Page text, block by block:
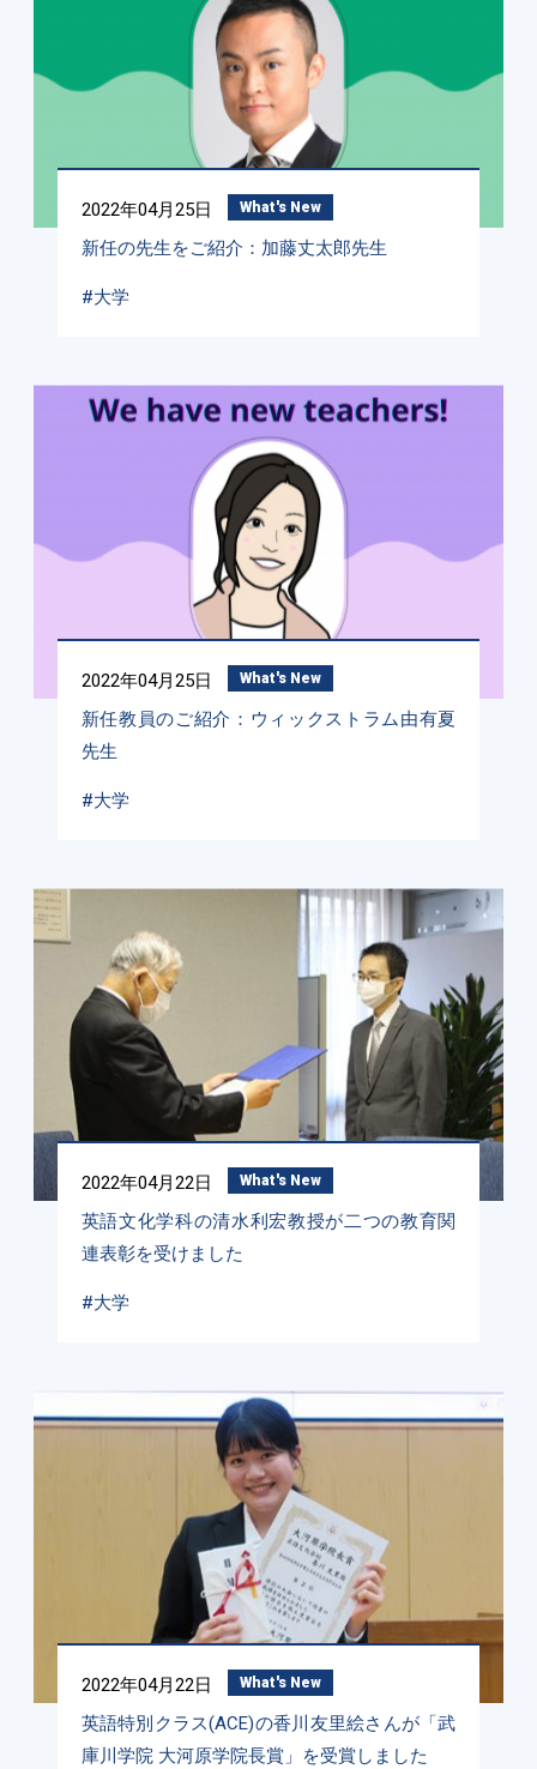
2022年04月25日 What's New
新任の先生をご紹介：加藤丈太郎先生
#大学
2022年04月25日 What's New
新任教員のご紹介：ウィックストラム由有夏
先生
#大学
2022年04月22日 What's New
英語文化学科の清水利宏教授が二つの教育関
連表彰を受けました
#大学
2022年04月22日 What's New
英語特別クラス(ACE)の香川友里絵さんが「武
庫川学院 大河原学院長賞」を受賞しました